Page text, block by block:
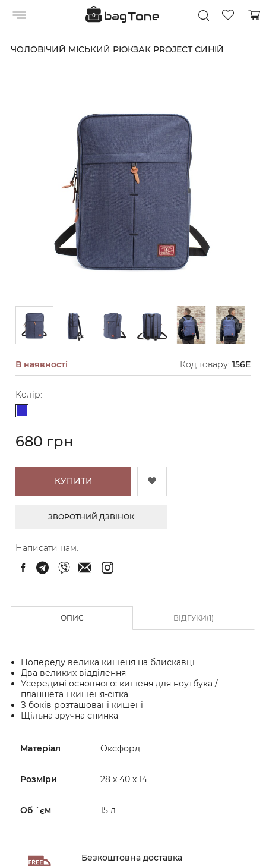
ЧОЛОВІЧИЙ МІСЬКИЙ РЮКЗАК PROJECT СИНІЙ
В наявності Код товару: 156E
Колір:
680 грн
КУПИТИ
ЗВОРОТНИЙ ДЗВІНОК
Написати нам:
ОПИС ВІДГУКИ(1)
Попереду велика кишеня на блискавці
Два великих відділення
Усередині основного: кишеня для ноутбука /
планшета і кишеня-сітка
З боків розташовані кишені
Щільна зручна спинка
Матеріал Оксфорд
Розміри 28 x 40 x 14
Об `єм 15 л
Безкоштовна доставка